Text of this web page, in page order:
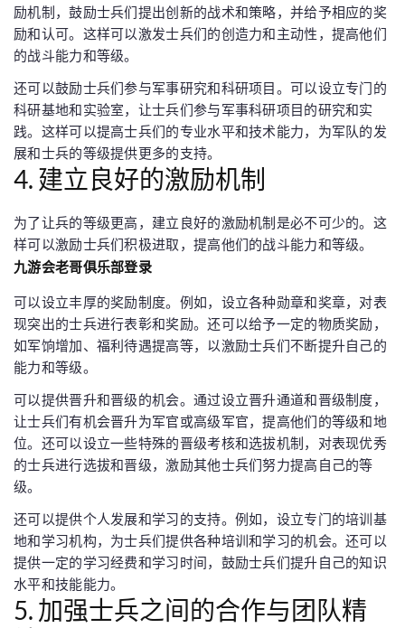
励机制，鼓励士兵们提出创新的战术和策略，并给予相应的奖
励和认可。这样可以激发士兵们的创造力和主动性，提高他们
的战斗能力和等级。
还可以鼓励士兵们参与军事研究和科研项目。可以设立专门的
科研基地和实验室，让士兵们参与军事科研项目的研究和实
践。这样可以提高士兵们的专业水平和技术能力，为军队的发
展和士兵的等级提供更多的支持。
4. 建立良好的激励机制
为了让兵的等级更高，建立良好的激励机制是必不可少的。这
样可以激励士兵们积极进取，提高他们的战斗能力和等级。
九游会老哥俱乐部登录
可以设立丰厚的奖励制度。例如，设立各种勋章和奖章，对表
现突出的士兵进行表彰和奖励。还可以给予一定的物质奖励，
如军饷增加、福利待遇提高等，以激励士兵们不断提升自己的
能力和等级。
可以提供晋升和晋级的机会。通过设立晋升通道和晋级制度，
让士兵们有机会晋升为军官或高级军官，提高他们的等级和地
位。还可以设立一些特殊的晋级考核和选拔机制，对表现优秀
的士兵进行选拔和晋级，激励其他士兵们努力提高自己的等
级。
还可以提供个人发展和学习的支持。例如，设立专门的培训基
地和学习机构，为士兵们提供各种培训和学习的机会。还可以
提供一定的学习经费和学习时间，鼓励士兵们提升自己的知识
水平和技能能力。
5. 加强士兵之间的合作与团队精